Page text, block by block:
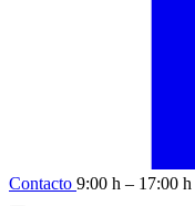
Contacto 9:00 h – 17:00 h